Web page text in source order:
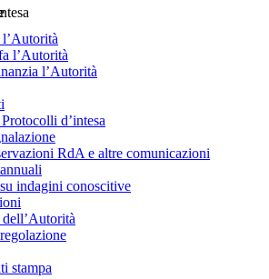
l’Autorità
l’Autorità
l’Autorità
d’intesa
RdA e altre comunicazioni
indagini conoscitive
stampa